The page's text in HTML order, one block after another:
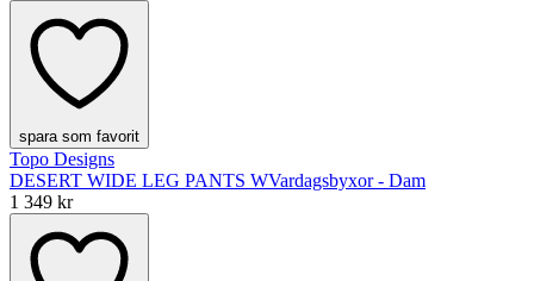
spara som favorit
Topo Designs
DESERT WIDE LEG PANTS WVardagsbyxor - Dam
1 349 kr